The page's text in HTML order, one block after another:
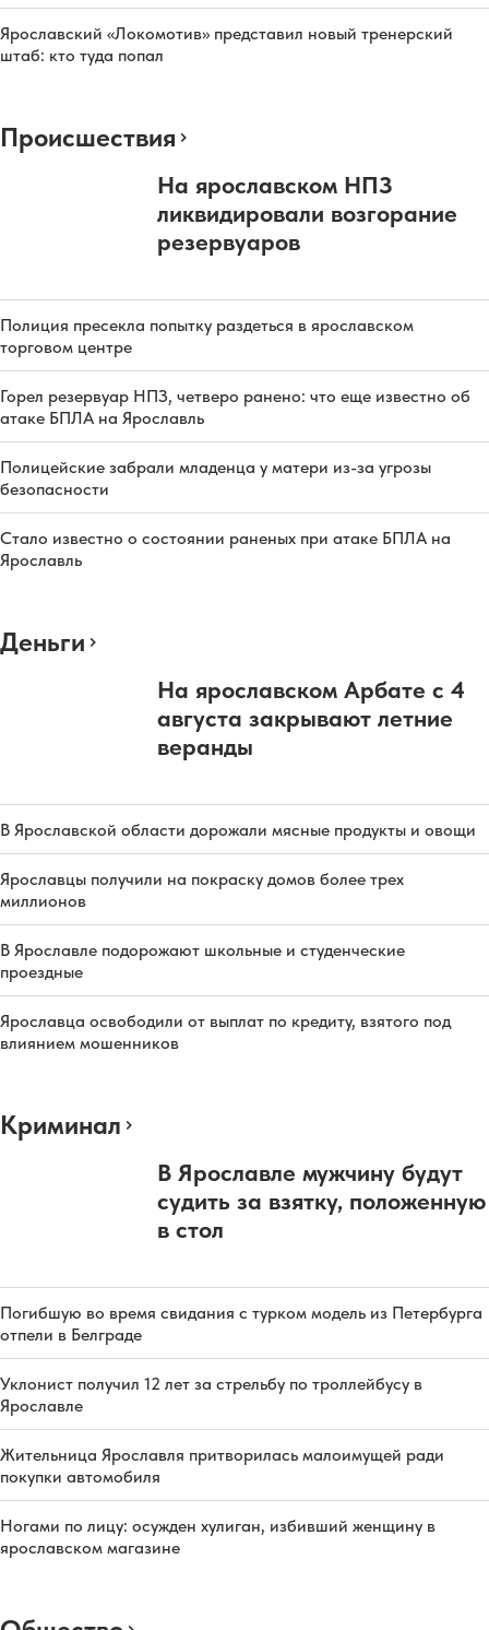
Ярославский «Локомотив» представил новый тренерский
штаб: кто туда попал
Происшествия
На ярославском НПЗ
ликвидировали возгорание
резервуаров
Полиция пресекла попытку раздеться в ярославском
торговом центре
Горел резервуар НПЗ, четверо ранено: что еще известно об
атаке БПЛА на Ярославль
Полицейские забрали младенца у матери из-за угрозы
безопасности
Стало известно о состоянии раненых при атаке БПЛА на
Ярославль
Деньги
На ярославском Арбате с 4
августа закрывают летние
веранды
В Ярославской области дорожали мясные продукты и овощи
Ярославцы получили на покраску домов более трех
миллионов
В Ярославле подорожают школьные и студенческие
проездные
Ярославца освободили от выплат по кредиту, взятого под
влиянием мошенников
Криминал
В Ярославле мужчину будут
судить за взятку, положенную
в стол
Погибшую во время свидания с турком модель из Петербурга
отпели в Белграде
Уклонист получил 12 лет за стрельбу по троллейбусу в
Ярославле
Жительница Ярославля притворилась малоимущей ради
покупки автомобиля
Ногами по лицу: осужден хулиган, избивший женщину в
ярославском магазине